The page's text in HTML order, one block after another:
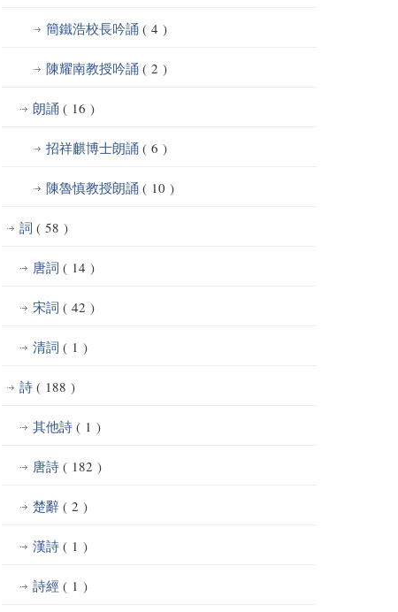
簡鐵浩校長吟誦 ( 4 )
陳耀南教授吟誦 ( 2 )
朗誦 ( 16 )
招祥麒博士朗誦 ( 6 )
陳魯慎教授朗誦 ( 10 )
詞 ( 58 )
唐詞 ( 14 )
宋詞 ( 42 )
清詞 ( 1 )
詩 ( 188 )
其他詩 ( 1 )
唐詩 ( 182 )
楚辭 ( 2 )
漢詩 ( 1 )
詩經 ( 1 )